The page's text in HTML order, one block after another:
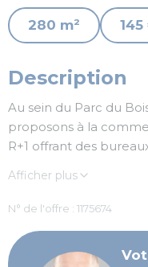
280 m² 145
Description
Au sein du Parc du
proposons à la
R+1 offrant des
Faibles charges de
Afficher plus
N° de l'offre : 1175674